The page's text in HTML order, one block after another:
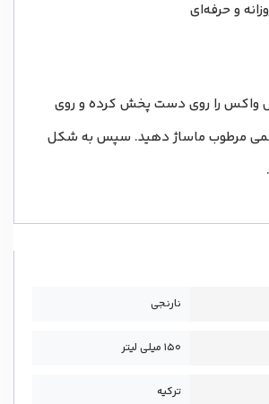
و حرفه‌ای
واکس را روی دست پخش کرده و روی
مرطوب ماساژ دهید. سپس به شکل
نارنجی
150 میلی لیتر
ترکیه